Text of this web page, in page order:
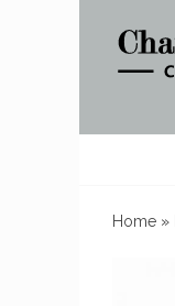
Home »